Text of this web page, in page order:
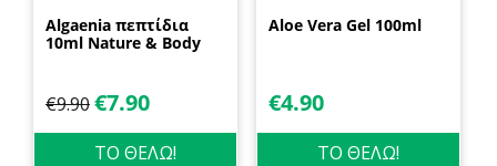
Algaenia πεπτίδια
10ml Nature & Body
€9.90€7.90
ΤΟ ΘΕΛΩ!
Aloe Vera Gel 100ml
€4.90
ΤΟ ΘΕΛΩ!